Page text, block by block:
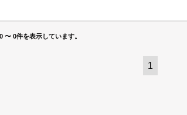
〜 0件を表示しています。
1